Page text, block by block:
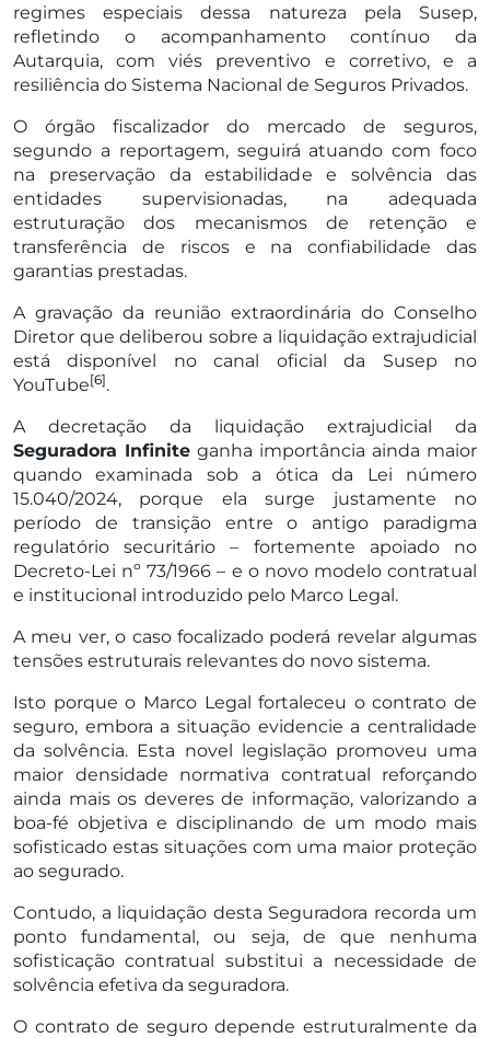
regimes especiais dessa natureza pela Susep,
refletindo o acompanhamento contínuo da
Autarquia, com viés preventivo e corretivo, e a
resiliência do Sistema Nacional de Seguros Privados.
O órgão fiscalizador do mercado de seguros,
segundo a reportagem, seguirá atuando com foco
na preservação da estabilidade e solvência das
entidades supervisionadas, na adequada
estruturação dos mecanismos de retenção e
transferência de riscos e na confiabilidade das
garantias prestadas.
A gravação da reunião extraordinária do Conselho
Diretor que deliberou sobre a liquidação extrajudicial
está disponível no canal oficial da Susep no
YouTube[6].
A decretação da liquidação extrajudicial da
Seguradora Infinite ganha importância ainda maior
quando examinada sob a ótica da Lei número
15.040/2024, porque ela surge justamente no
período de transição entre o antigo paradigma
regulatório securitário – fortemente apoiado no
Decreto-Lei nº 73/1966 – e o novo modelo contratual
e institucional introduzido pelo Marco Legal.
A meu ver, o caso focalizado poderá revelar algumas
tensões estruturais relevantes do novo sistema.
Isto porque o Marco Legal fortaleceu o contrato de
seguro, embora a situação evidencie a centralidade
da solvência. Esta novel legislação promoveu uma
maior densidade normativa contratual reforçando
ainda mais os deveres de informação, valorizando a
boa-fé objetiva e disciplinando de um modo mais
sofisticado estas situações com uma maior proteção
ao segurado.
Contudo, a liquidação desta Seguradora recorda um
ponto fundamental, ou seja, de que nenhuma
sofisticação contratual substitui a necessidade de
solvência efetiva da seguradora.
O contrato de seguro depende estruturalmente da